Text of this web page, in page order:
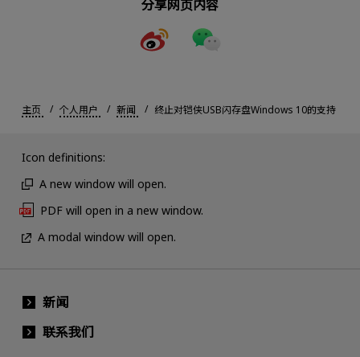
分享网页内容
主页 个人用户 新闻 终止对铠侠USB闪存盘Windows 10的支持
Icon definitions:
A new window will open.
PDF will open in a new window.
A modal window will open.
新闻
联系我们